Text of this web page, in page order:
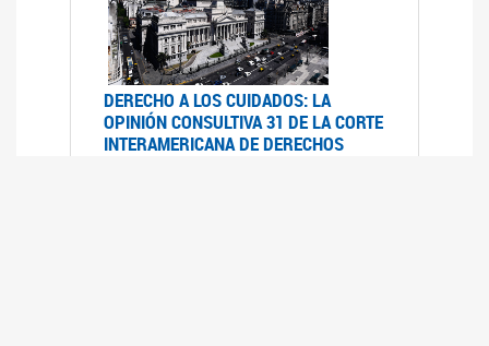
DERECHO A LOS CUIDADOS: LA
OPINIÓN CONSULTIVA 31 DE LA CORTE
INTERAMERICANA DE DERECHOS